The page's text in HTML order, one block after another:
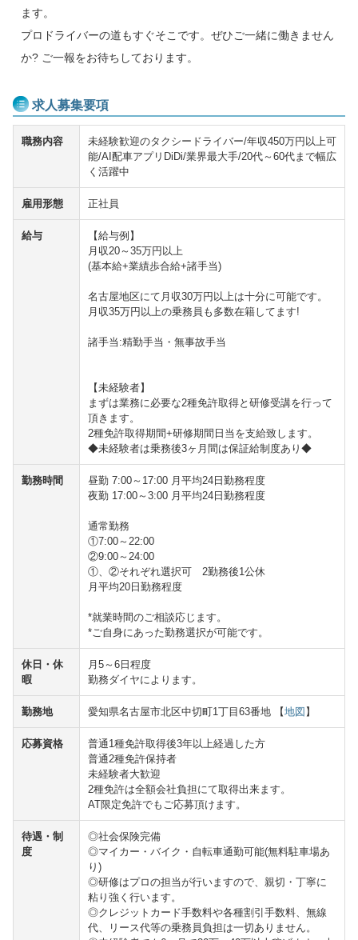
ます。
プロドライバーの道もすぐそこです。ぜひご一緒に働きません
か? ご一報をお待ちしております。
求人募集要項
職務内容
未経験歓迎のタクシードライバー/年収450万円以上可
能/AI配車アプリDiDi/業界最大手/20代～60代まで幅広
く活躍中
雇用形態 正社員
給与
【給与例】
月収20～35万円以上
(基本給+業績歩合給+諸手当)
名古屋地区にて月収30万円以上は十分に可能です。
月収35万円以上の乗務員も多数在籍してます!
諸手当:精勤手当・無事故手当
【未経験者】
まずは業務に必要な2種免許取得と研修受講を行って
頂きます。
2種免許取得期間+研修期間日当を支給致します。
◆未経験者は乗務後3ヶ月間は保証給制度あり◆
勤務時間
昼勤 7:00～17:00 月平均24日勤務程度
夜勤 17:00～3:00 月平均24日勤務程度
通常勤務
①7:00～22:00
②9:00～24:00
①、②それぞれ選択可 2勤務後1公休
月平均20日勤務程度
*就業時間のご相談応じます。
*ご自身にあった勤務選択が可能です。
休日・休
暇
月5～6日程度
勤務ダイヤによります。
勤務地 愛知県名古屋市北区中切町1丁目63番地 【地図】
応募資格
普通1種免許取得後3年以上経過した方
普通2種免許保持者
未経験者大歓迎
2種免許は全額会社負担にて取得出来ます。
AT限定免許でもご応募頂けます。
待遇・制
度
◎社会保険完備
◎マイカー・バイク・自転車通勤可能(無料駐車場あ
り)
◎研修はプロの担当が行いますので、親切・丁寧に
粘り強く行います。
◎クレジットカード手数料や各種割引手数料、無線
代、リース代等の乗務員負担は一切ありません。